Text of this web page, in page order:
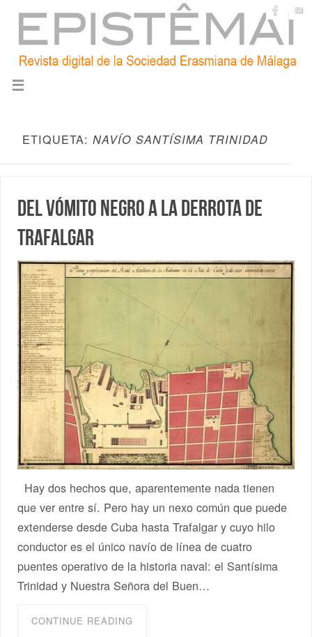
ETIQUETA: NAVÍO SANTÍSIMA TRINIDAD
Del vómito negro a la derrota de
Trafalgar
Hay dos hechos que, aparentemente nada tienen
que ver entre sí. Pero hay un nexo común que puede
extenderse desde Cuba hasta Trafalgar y cuyo hilo
conductor es el único navío de línea de cuatro
puentes operativo de la historia naval: el Santísima
Trinidad y Nuestra Señora del Buen…
CONTINUE READING